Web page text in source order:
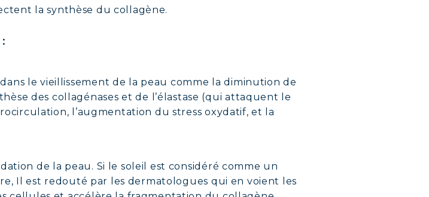
la synthèse du collagène.
le vieillissement de la peau comme la diminution de
des collagénases et de l’élastase (qui attaquent le
l’augmentation du stress oxydatif, et la
de la peau. Si le soleil est considéré comme un
Il est redouté par les dermatologues qui en voient les